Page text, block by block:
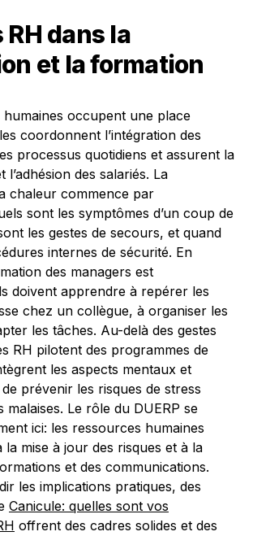
RH dans la
et la formation
humaines occupent une place
coordonnent l’intégration des
processus quotidiens et assurent la
l’adhésion des salariés. La
chaleur commence par
sont les symptômes d’un coup de
les gestes de secours, et quand
internes de sécurité. En
des managers est
doivent apprendre à repérer les
chez un collègue, à organiser les
les tâches. Au-delà des gestes
RH pilotent des programmes de
les aspects mentaux et
prévenir les risques de stress
malaises. Le rôle du DUERP se
ici: les ressources humaines
la mise à jour des risques et à la
et des communications.
les implications pratiques, des
Canicule: quelles sont vos
offrent des cadres solides et des